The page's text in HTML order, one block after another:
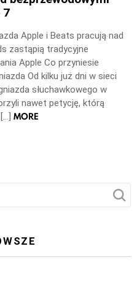
7
Apple i Beats pracują nad
zastąpią tradycyjne
Apple Co przyniesie
Od kilku już dni w sieci
słuchawkowego w
nawet petycję, którą
MORE